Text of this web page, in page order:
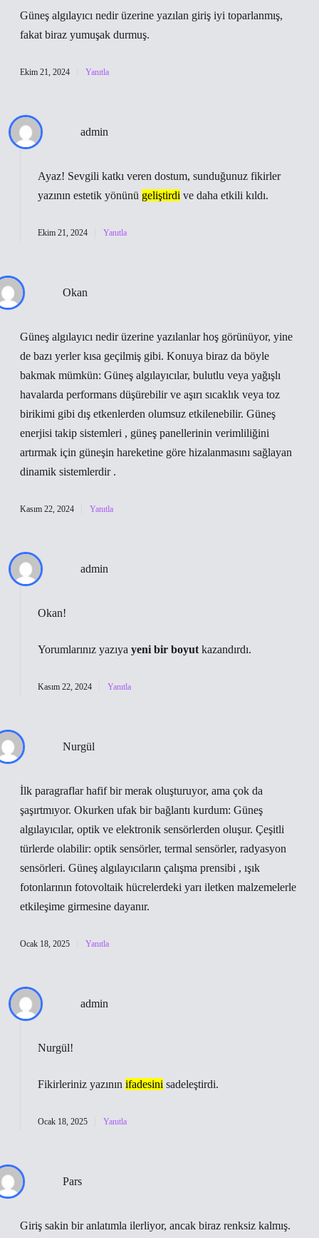
Güneş algılayıcı nedir üzerine yazılan giriş iyi toparlanmış,
fakat biraz yumuşak durmuş.
Ekim 21, 2024 Yanıtla
admin
Ayaz! Sevgili katkı veren dostum, sunduğunuz fikirler
yazının estetik yönünü geliştirdi ve daha etkili kıldı.
Ekim 21, 2024 Yanıtla
Okan
Güneş algılayıcı nedir üzerine yazılanlar hoş görünüyor, yine
de bazı yerler kısa geçilmiş gibi. Konuya biraz da böyle
bakmak mümkün: Güneş algılayıcılar, bulutlu veya yağışlı
havalarda performans düşürebilir ve aşırı sıcaklık veya toz
birikimi gibi dış etkenlerden olumsuz etkilenebilir. Güneş
enerjisi takip sistemleri , güneş panellerinin verimliliğini
artırmak için güneşin hareketine göre hizalanmasını sağlayan
dinamik sistemlerdir .
Kasım 22, 2024 Yanıtla
admin
Okan!
Yorumlarınız yazıya yeni bir boyut kazandırdı.
Kasım 22, 2024 Yanıtla
Nurgül
İlk paragraflar hafif bir merak oluşturuyor, ama çok da
şaşırtmıyor. Okurken ufak bir bağlantı kurdum: Güneş
algılayıcılar, optik ve elektronik sensörlerden oluşur. Çeşitli
türlerde olabilir: optik sensörler, termal sensörler, radyasyon
sensörleri. Güneş algılayıcıların çalışma prensibi , ışık
fotonlarının fotovoltaik hücrelerdeki yarı iletken malzemelerle
etkileşime girmesine dayanır.
Ocak 18, 2025 Yanıtla
admin
Nurgül!
Fikirleriniz yazının ifadesini sadeleştirdi.
Ocak 18, 2025 Yanıtla
Pars
Giriş sakin bir anlatımla ilerliyor, ancak biraz renksiz kalmış.